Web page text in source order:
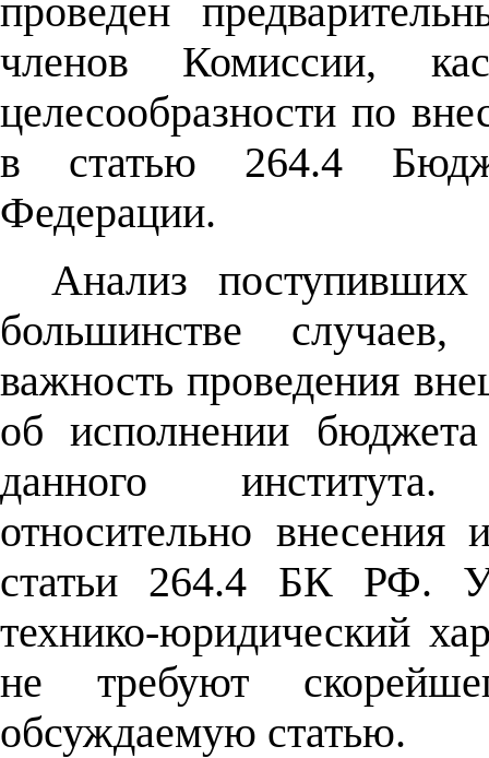
проведен
членов Комиссии,
целесообразности по
в статью 264.4
Федерации.
Анализ
большинстве
важность проведения
об исполнении
данного
относительно
статьи 264.4 БК РФ.
технико-юридический
не требуют
обсуждаемую статью.